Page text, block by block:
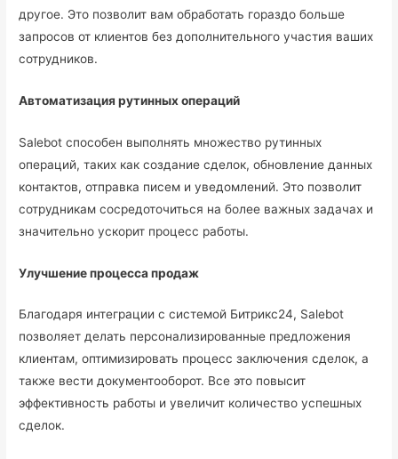
другое. Это позволит вам обработать гораздо больше
запросов от клиентов без дополнительного участия ваших
сотрудников.
Автоматизация рутинных операций
Salebot способен выполнять множество рутинных
операций, таких как создание сделок, обновление данных
контактов, отправка писем и уведомлений. Это позволит
сотрудникам сосредоточиться на более важных задачах и
значительно ускорит процесс работы.
Улучшение процесса продаж
Благодаря интеграции с системой Битрикс24, Salebot
позволяет делать персонализированные предложения
клиентам, оптимизировать процесс заключения сделок, а
также вести документооборот. Все это повысит
эффективность работы и увеличит количество успешных
сделок.